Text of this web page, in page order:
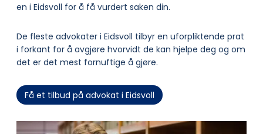
en i Eidsvoll for å få vurdert saken din.
De fleste advokater i Eidsvoll tilbyr en uforpliktende prat
i forkant for å avgjøre hvorvidt de kan hjelpe deg og om
det er det mest fornuftige å gjøre.
Få et tilbud på advokat i Eidsvoll